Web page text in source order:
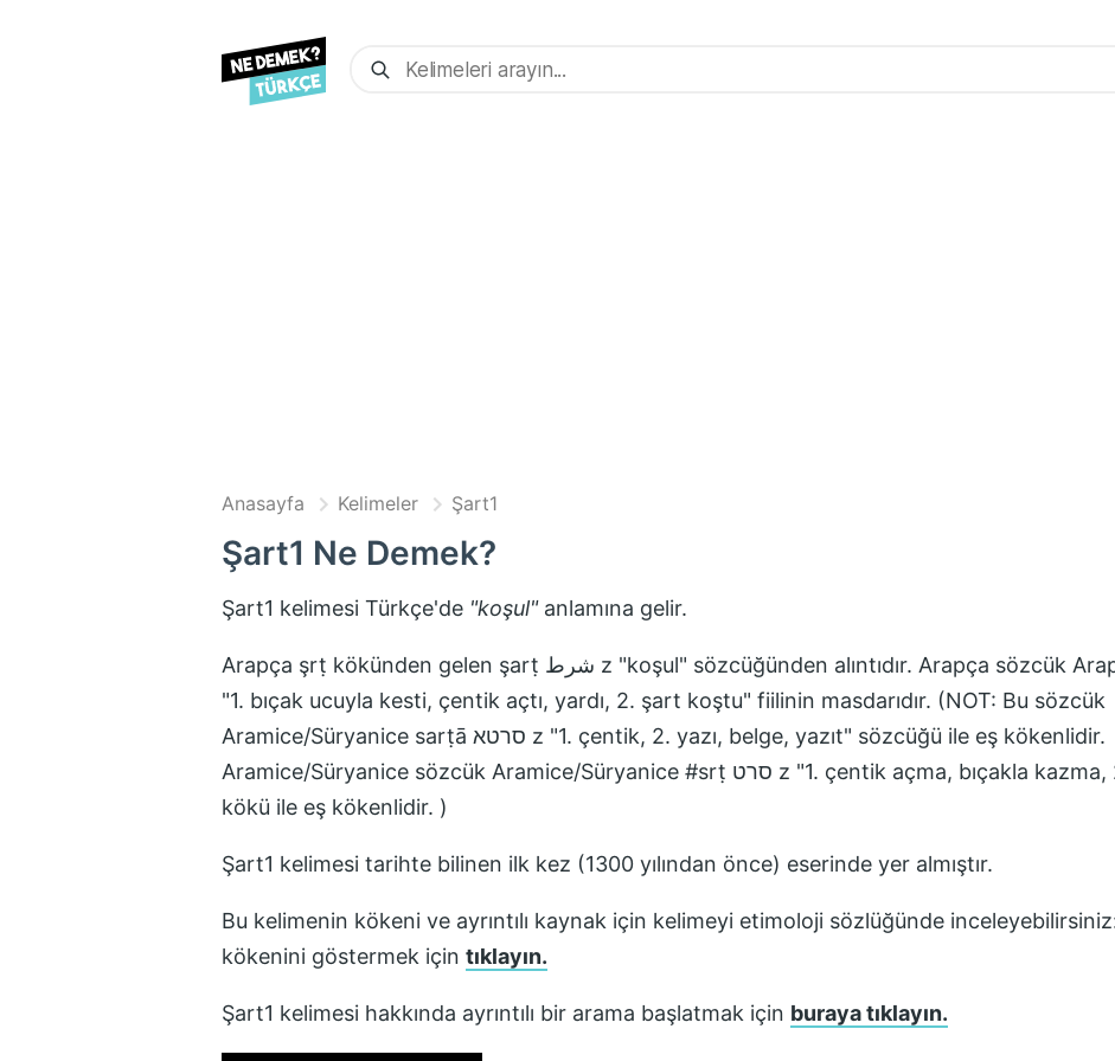
Anasayfa Kelimeler Şart1
Şart1 Ne Demek?
Şart1 kelimesi Türkçe'de "koşul"anlamına gelir.
Arapça şrṭ kökünden gelen şarṭ شرط z "koşul" sözcüğünden alıntıdır. Arapça sözcük Arapça şaraṭa شرط z
"1. bıçak ucuyla kesti, çentik açtı, yardı, 2. şart koştu" fiilinin masdarıdır. (NOT: Bu sözcük
Aramice/Süryanice sarṭā סרטא z "1. çentik, 2. yazı, belge, yazıt" sözcüğü ile eş kökenlidir.
Aramice/Süryanice sözcük Aramice/Süryanice #srṭ סרט z "1. çentik açma, bıçakla kazma, 2. yazı yazma"
kökü ile eş kökenlidir. )
Şart1 kelimesi tarihte bilinen ilk kez (1300 yılından önce) eserinde yer almıştır.
Bu kelimenin kökeni ve ayrıntılı kaynak için kelimeyi etimoloji sözlüğünde
kökenini göstermek için tıklayın.
Şart1 kelimesi hakkında ayrıntılı bir arama başlatmak için buraya tıklayın.